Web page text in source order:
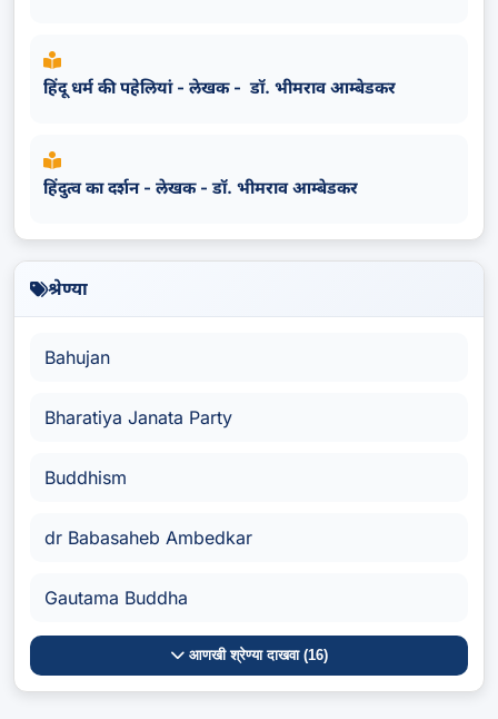
हिंदू धर्म की पहेलियां - लेखक - डॉ. भीमराव आम्बेडकर
हिंदुत्व का दर्शन - लेखक - डॉ. भीमराव आम्बेडकर
श्रेण्या
Bahujan
Bharatiya Janata Party
Buddhism
dr Babasaheb Ambedkar
Gautama Buddha
आणखी श्रेण्या दाखवा (16)